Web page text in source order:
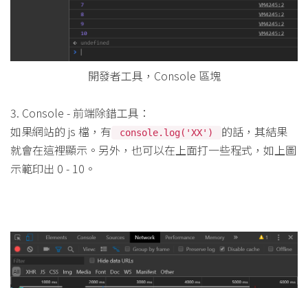
開發者工具，Console 區塊
3. Console - 前端除錯工具：
如果網站的 js 檔，有
console.log('XX')
的話，其結果
就會在這裡顯示。另外，也可以在上面打一些程式，如上圖
示範印出 0 - 10。